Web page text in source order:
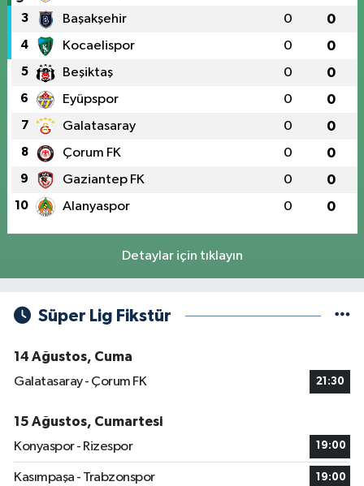
3 Başakşehir 0 0
4 Kocaelispor 0 0
5 Beşiktaş 0 0
6 Eyüpspor 0 0
7 Galatasaray 0 0
8 Çorum FK 0 0
9 Gaziantep FK 0 0
10 Alanyaspor 0 0
Detaylar için tıklayın
Süper Lig Fikstür
14 Ağustos, Cuma
Galatasaray - Çorum FK
21:30
15 Ağustos, Cumartesi
Konyaspor - Rizespor
19:00
Kasımpaşa - Trabzonspor 19:00